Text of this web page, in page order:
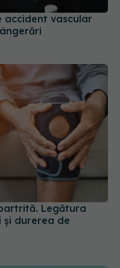
accident vascular
Legătura
durerea de